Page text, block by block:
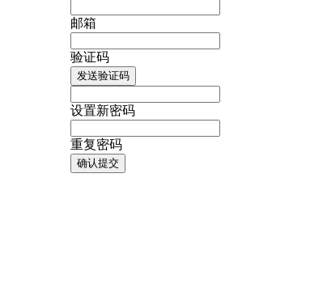
邮箱
验证码
发送验证码
设置新密码
重复密码
确认提交